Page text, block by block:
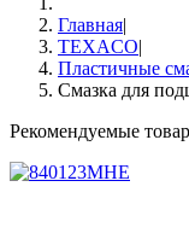
Главная|
TEXACO|
Пластичные
Смазка для
Рекомендуемые